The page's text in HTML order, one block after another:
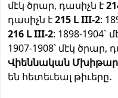
մէկ ծրար, դասիչն է
դասիչն է215 Լ III-2:
216 Լ III-2: 1898-1904`
1907-1908՝ մէկ ծրար,
Վիեննական
են հետեւեալ թիւերը․